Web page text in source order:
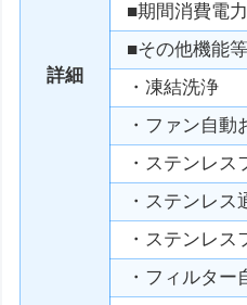
詳細
■期間消費電
■その他機能等
・凍結洗浄
・ファン自動
・ステンレス
・ステンレス
・ステンレス
・フィルター